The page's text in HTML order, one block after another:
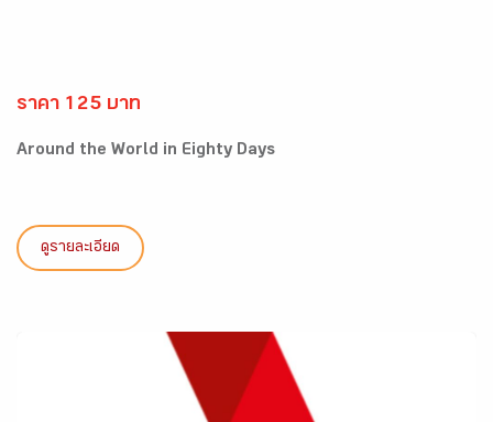
ราคา 125 บาท
Around the World in Eighty Days
ดูรายละเอียด